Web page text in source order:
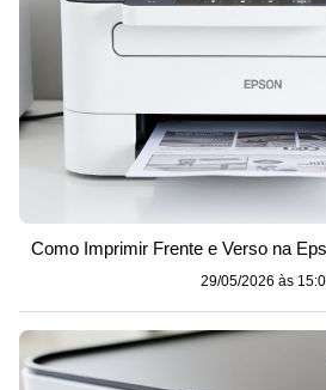
Como Imprimir Frente e Verso na
29/05/2026 às